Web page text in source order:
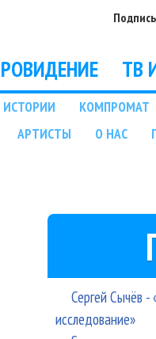
ТВ
КОМПРОМАТ
АРТИСТЫ О НАС
Сергей Сычёв
исследование»